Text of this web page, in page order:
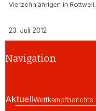
Vierzehnjährigen in
23. Juli 2012
Navigation
AktuellWettkampfberichte